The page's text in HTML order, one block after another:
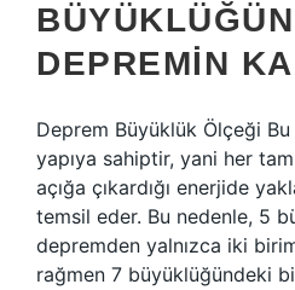
DEPREMIN
Deprem Büyüklük Ölçeği
yapıya sahiptir, yani her tam
açığa çıkardığı enerjide
temsil eder. Bu nedenle, 5
depremden yalnızca iki
rağmen 7 büyüklüğündeki